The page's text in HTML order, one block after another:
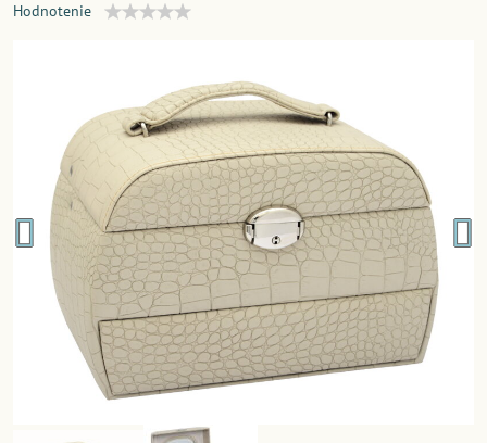
Hodnotenie